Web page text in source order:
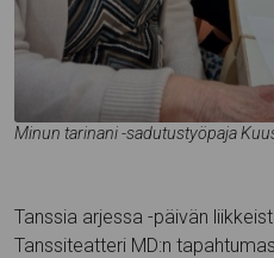
Minun tarinani -sadutustyöpaja
Tanssia arjessa -päivän
Tanssiteatteri MD:n